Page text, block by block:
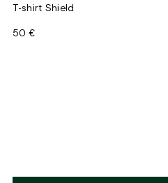
T-shirt Shield
50 €